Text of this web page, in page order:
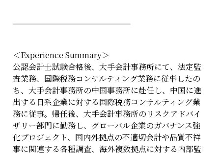
＜Experience Summary＞
公認会計士試験合格後、大手会計事務所にて、法定監
査業務、国際税務コンサルティング業務に従事したの
ち、大手会計事務所の中国事務所に赴任し、中国に進
出する日系企業に対する国際税務コンサルティング業
務に従事。帰任後、大手会計事務所のリスクアドバイ
ザリー部門に勤務し、グローバル企業のガバナンス強
化プロジェクト、国内外拠点の不適切会計や品質不祥
事に関連する各種調査、海外複数拠点に対する内部監